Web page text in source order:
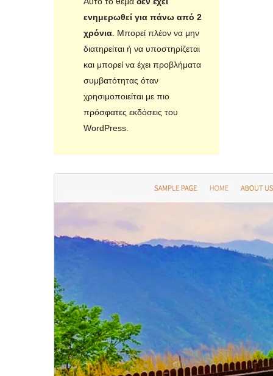
ενημερωθεί για πάνω από 2
χρόνια. Μπορεί πλέον να μην
διατηρείται ή να υποστηρίζεται
και μπορεί να έχει προβλήματα
συμβατότητας όταν
χρησιμοποιείται με πιο
πρόσφατες εκδόσεις του
WordPress.